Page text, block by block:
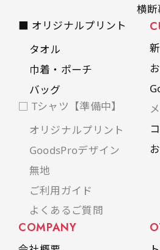
横
■ オリジナルプリント
タオル
巾着・ポーチ
バッグ
□ Tシャツ【準備中】
オリジナルプリント
GoodsProデザイン
無地
ご利用ガイド
よくあるご質問
COMPANY